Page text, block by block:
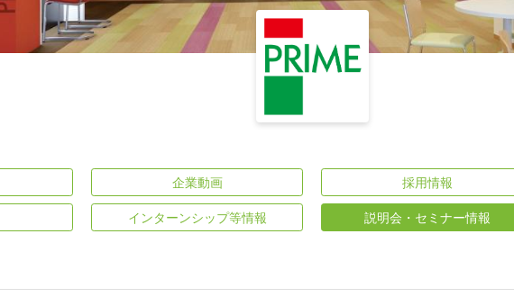
企業動画 採用情報
インターンシップ等情報 説明会・セミナー情報